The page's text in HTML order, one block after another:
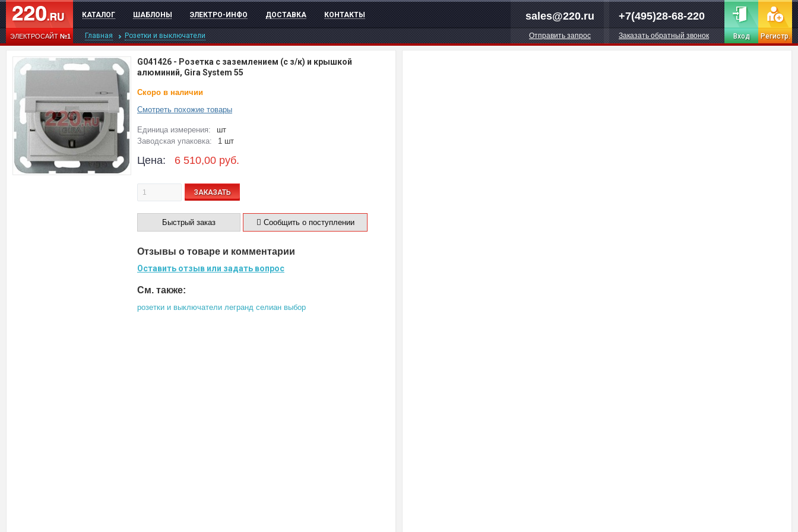
ЭЛЕКТРОСАЙТ№1
КАТАЛОГ ШАБЛОНЫ ЭЛЕКТРО-ИНФО ДОСТАВКА КОНТАКТЫ sales@220.ru
Отправить запрос
+7(495)28-68-220
Заказать обратный звонок Вход Регистр.
Главная Розетки и выключатели
G041426 - Розетка с заземлением (с з/к) и крышкой
алюминий, Gira System 55
Скоро в наличии
Смотреть похожие товары
Единица измерения:
шт
Заводская упаковка:
1 шт
Цена: 6 510,00 руб.
ЗАКАЗАТЬ
Быстрый заказ Сообщить о поступлении
Отзывы о товаре и комментарии
Оставить отзыв или задать вопрос
См. также:
розетки и выключатели легранд селиан выбор